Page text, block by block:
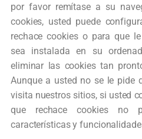
por favor remítase a su
cookies, usted puede
rechace cookies o para que
sea instalada en su
eliminar las cookies tan
Aunque a usted no se le pide
visita nuestros sitios, si usted
que rechace cookies no
características y